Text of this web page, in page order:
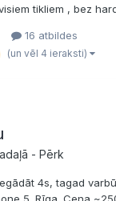
tikliem , bez
un tikla
h laika Permanent
16 atbildes
(un vēl 4 ieraksti)
- Pērk
4s, tagad